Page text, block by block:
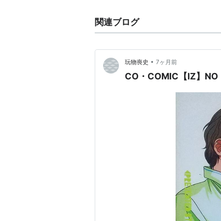
関連ブログ
玩物喪史 • 7ヶ月前
CO・COMIC【IZ】